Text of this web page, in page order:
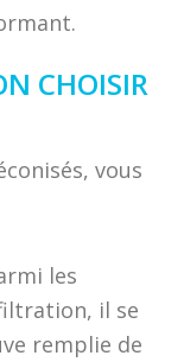
CHOISIR
vous
les
il se
remplie de